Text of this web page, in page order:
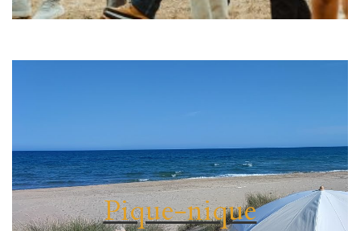
Pique-nique